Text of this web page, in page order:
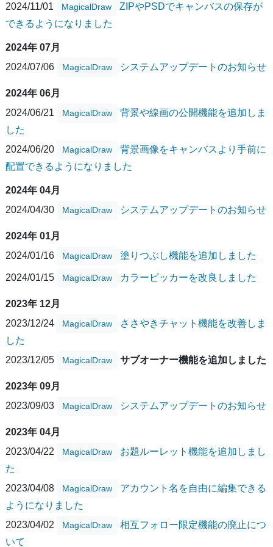
2024/11/01
MagicalDraw
ZIPやPSDでキャンバスの保存が
できるようになりました
2024年 07月
2024/07/06
MagicalDraw システムアップデートのお知らせ
2024年 06月
2024/06/21
MagicalDraw
背景や線画の公開機能を追加しま
した
2024/06/20
MagicalDraw
背景画像をキャンバスより手前に
配置できるようになりました
2024年 04月
2024/04/30
MagicalDraw システムアップデートのお知らせ
2024年 01月
2024/01/16
MagicalDraw 塗りつぶし機能を追加しました
2024/01/15 MagicalDraw カラーピッカーを改良しました
2023年 12月
2023/12/24
MagicalDraw
ささやきチャット機能を改善しま
した
2023/12/05
MagicalDraw サブオーナー機能を追加しました
2023年 09月
2023/09/03
MagicalDraw システムアップデートのお知らせ
2023年 04月
2023/04/22
MagicalDraw
お題ルーレット機能を追加しまし
た
2023/04/08
MagicalDraw
アカウント名を自由に編集できる
ようになりました
2023/04/02
MagicalDraw
相互フォロー限定機能の廃止につ
いて